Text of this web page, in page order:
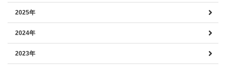
2025年
2024年
2023年